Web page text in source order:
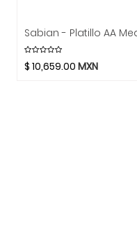
$ 10,659.00 MXN